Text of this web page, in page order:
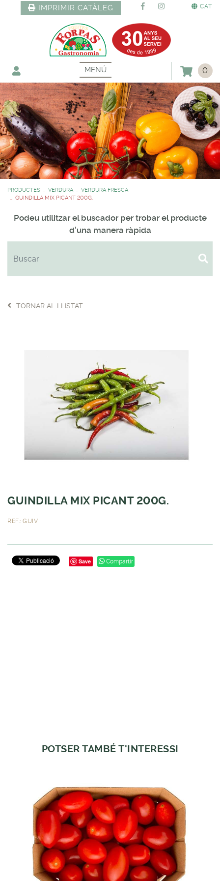
CAT
IMPRIMIR CATÀLEG
MENÚ 0
PRODUCTES VERDURA
VERDURA FRESCA
GUINDILLA MIX PICANT 200G.
Podeu utilitzar el buscador per trobar el producte
d'una manera ràpida
TORNAR AL LLISTAT
GUINDILLA MIX PICANT 200G.
REF.: GUIV
Save Compartir
POTSER TAMBÉ T'INTERESSI